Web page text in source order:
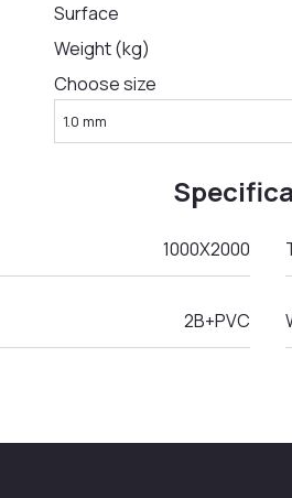
Surface
Weight (kg)
Choose size
1.0 mm
1000X2000
2B+PVC